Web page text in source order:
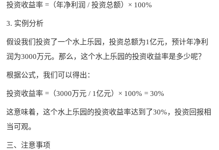
投资收益率 =（年净利润 / 投资总额）× 100%
3. 实例分析
假设我们投资了一个水上乐园，投资总额为1亿元，预计年净利
润为3000万元。那么，这个水上乐园的投资收益率是多少呢？
根据公式，我们可以得出：
投资收益率 =（3000万元 / 1亿元）× 100% = 30%
这意味着，这个水上乐园的投资收益率达到了30%，投资回报相
当可观。
三、注意事项